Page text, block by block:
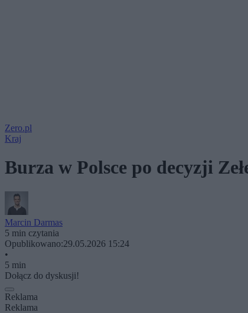
Zero.pl
Kraj
Burza w Polsce po decyzji
Marcin Darmas
5 min czytania
Opublikowano:29.05.2026 15:24
•
5 min
Dołącz do dyskusji!
Reklama
Reklama